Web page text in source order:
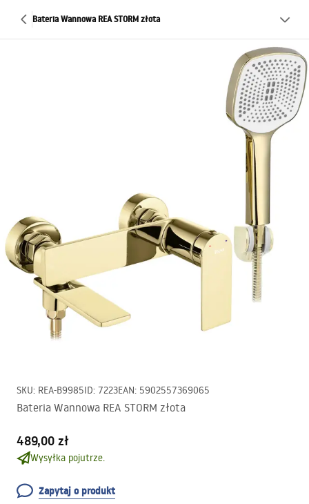
Bateria Wannowa REA STORM złota
SKU: REA-B9985ID: 7223EAN: 5902557369065
Bateria Wannowa REA STORM złota
489,00 zł
Wysyłka pojutrze.
Zapytaj o produkt